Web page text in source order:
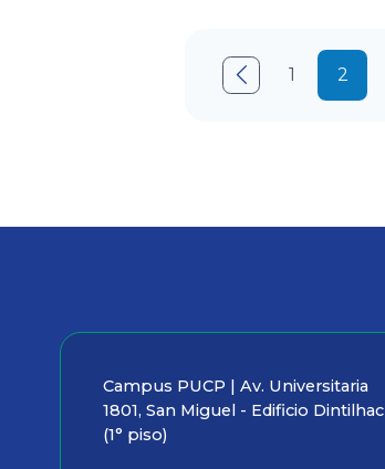
 1 2
Campus PUCP | Av. Universitaria
1801, San Miguel - Edificio Dintilhac
(1° piso)